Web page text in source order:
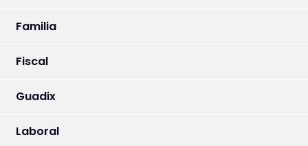
Familia
Fiscal
Guadix
Laboral